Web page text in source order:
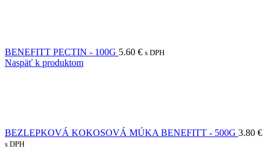
BENEFITT PECTIN - 100G 5.60 € s DPH
Naspäť k produktom
BEZLEPKOVÁ KOKOSOVÁ MÚKA BENEFITT - 500G 3.80 €
s DPH